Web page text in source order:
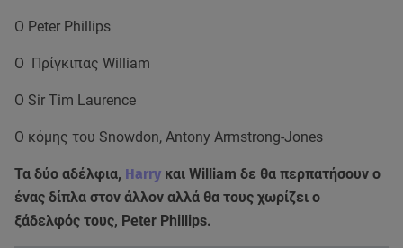
Ο Peter Phillips
O Πρίγκιπας William
Ο Sir Tim Laurence
O κόμης του Snowdon, Antony Armstrong-Jones
Τα δύο αδέλφια, Harry και William δε θα περπατήσουν ο
ένας δίπλα στον άλλον αλλά θα τους χωρίζει ο
ξάδελφός τους, Peter Phillips.